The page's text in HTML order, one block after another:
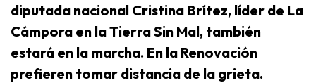
diputada nacional Cristina Brítez, líder de La
Cámpora en la Tierra Sin Mal, también
estará en la marcha. En la Renovación
prefieren tomar distancia de la grieta.